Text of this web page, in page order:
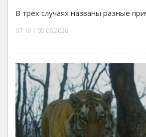
В трех случаях названы разные
07:19 | 05.06.2026